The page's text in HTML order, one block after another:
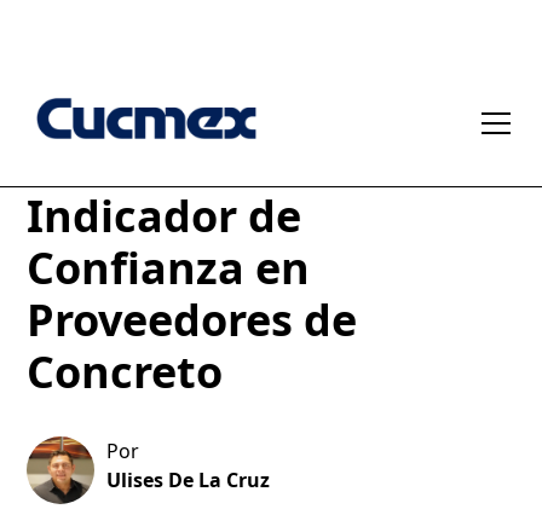
Indicador de
Confianza en
Proveedores de
Concreto
Por
Ulises De La Cruz